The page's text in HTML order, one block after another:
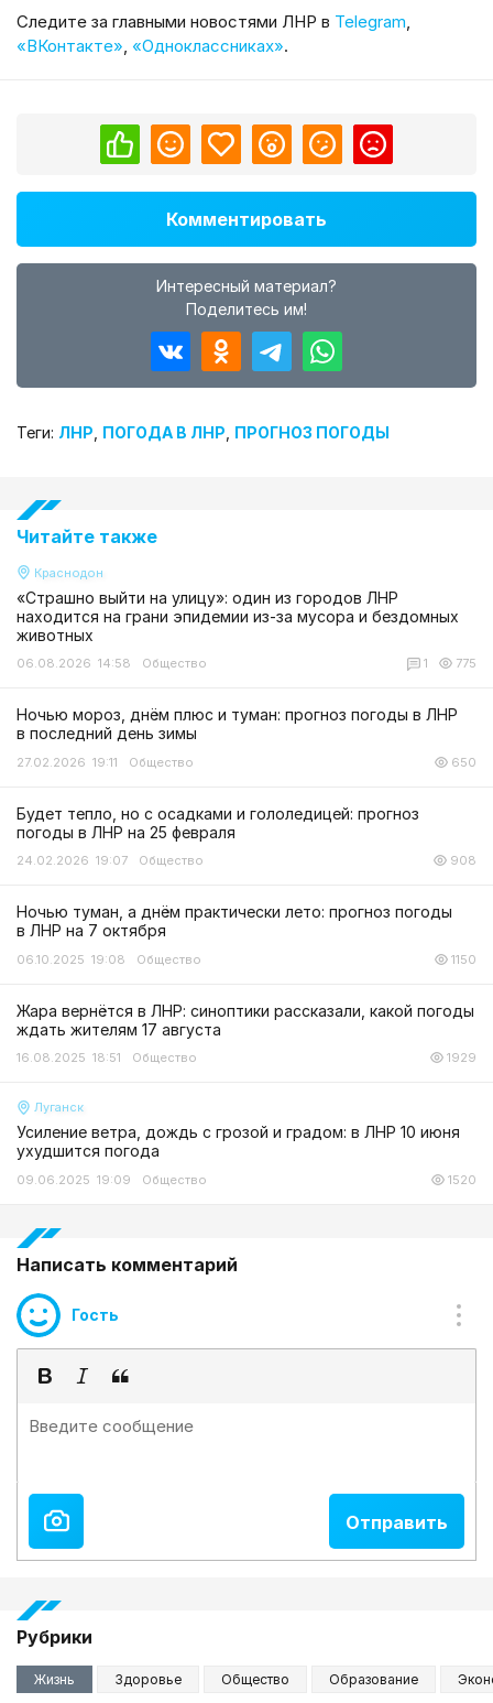
Cледите за главными новостями ЛНР в Telegram,
«ВКонтакте», «Одноклассниках».
Комментировать
Интересный материал?
Поделитесь им!
Теги: ЛНР ПОГОДА В ЛНР ПРОГНОЗ ПОГОДЫ
Читайте также
Краснодон
«Страшно выйти на улицу»: один из городов ЛНР
находится на грани эпидемии из-за мусора и бездомных
животных
06.08.2026 14:58 Общество 1 775
Ночью мороз, днём плюс и туман: прогноз погоды в ЛНР
в последний день зимы
27.02.2026 19:11 Общество 650
Будет тепло, но с осадками и гололедицей: прогноз
погоды в ЛНР на 25 февраля
24.02.2026 19:07 Общество 908
Ночью туман, а днём практически лето: прогноз погоды
в ЛНР на 7 октября
06.10.2025 19:08 Общество 1150
Жара вернётся в ЛНР: синоптики рассказали, какой погоды
ждать жителям 17 августа
16.08.2025 18:51 Общество 1929
Луганск
Усиление ветра, дождь с грозой и градом: в ЛНР 10 июня
ухудшится погода
09.06.2025 19:09 Общество 1520
Написать комментарий
Гость
Рубрики
Жизнь Здоровье Общество Образование